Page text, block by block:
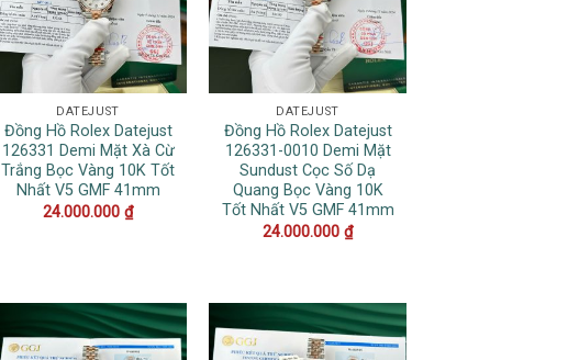
DATEJUST
Đồng Hồ Rolex Datejust
126331 Demi Mặt Xà Cừ
Trắng Bọc Vàng 10K Tốt
Nhất V5 GMF 41mm
24.000.000 ₫
DATEJUST
Đồng Hồ Rolex Datejust
126331-0010 Demi Mặt
Sundust Cọc Số Dạ
Quang Bọc Vàng 10K
Tốt Nhất V5 GMF 41mm
24.000.000 ₫